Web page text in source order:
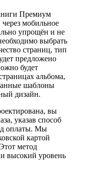
Премиум
мобильное
упрощён и не
выбрать
страниц, тип
предложено
будет
альбома,
шаблоны
дизайн.
вы
указав способ
оплаты. Мы
картой
метод
и высокий уровень